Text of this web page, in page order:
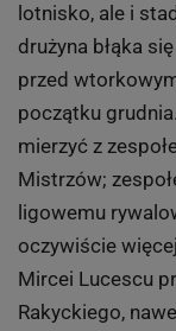
lotnisko, ale i
drużyna błąka
przed
początku
mierzyć z
Mistrzów;
ligowemu
oczywiście
Mircei Lucescu
Rakyckiego,